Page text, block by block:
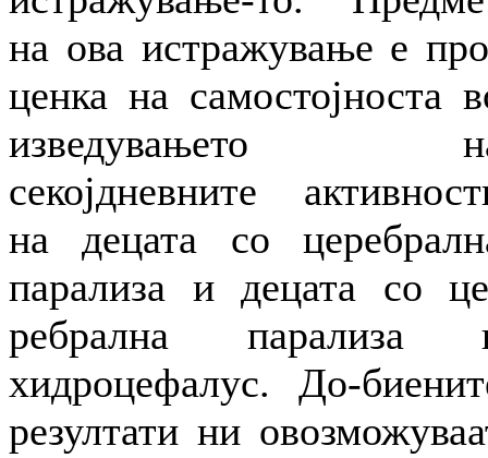
на ова истражување е
ценка на самостојноста
изведувањето
секојдневните
на децата со
парализа и децата со
ребрална парализа
хидроцефалус. До-
резултати ни